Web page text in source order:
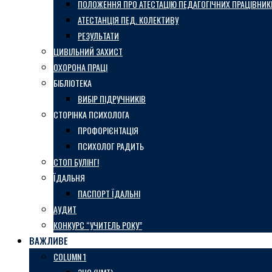
ПОЛОЖЕННЯ ПРО АТЕСТАЦІЮ ПЕДАГОГІЧНИХ
АТЕСТАНЦІЯ ПЕД. КОЛЕКТИВУ
РЕЗУЛЬТАТИ
ЦИВІЛЬНИЙ ЗАХИСТ
ОХОРОНА ПРАЦІ
БІБЛІОТЕКА
ВИБІР ПІДРУЧНИКІВ
СТОРІНКА ПСИХОЛОГА
ПРОФОРІЄНТАЦІЯ
ПСИХОЛОГ РАДИТЬ
СТОП БУЛІНГ!
ЇДАЛЬНЯ
ПАСПОРТ ЇДАЛЬНІ
АУДИТ
КОНКУРС “УЧИТЕЛЬ РОКУ”
ВАЖЛИВЕ
COLUMN 1